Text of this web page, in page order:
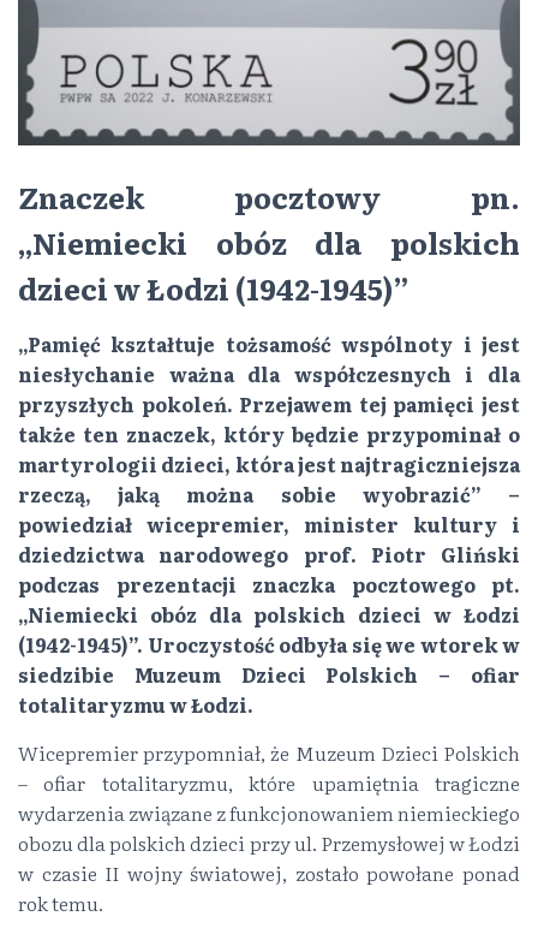
Znaczek pocztowy pn.
„Niemiecki obóz dla polskich
dzieci w Łodzi (1942-1945)”
„Pamięć kształtuje tożsamość wspólnoty i jest
niesłychanie ważna dla współczesnych i dla
przyszłych pokoleń. Przejawem tej pamięci jest
także ten znaczek, który będzie przypominał o
martyrologii dzieci, która jest najtragiczniejsza
rzeczą, jaką można sobie wyobrazić” –
powiedział wicepremier, minister kultury i
dziedzictwa narodowego prof. Piotr Gliński
podczas prezentacji znaczka pocztowego pt.
„Niemiecki obóz dla polskich dzieci w Łodzi
(1942-1945)”. Uroczystość odbyła się we wtorek w
siedzibie Muzeum Dzieci Polskich – ofiar
totalitaryzmu w Łodzi.
Wicepremier przypomniał, że Muzeum Dzieci Polskich
– ofiar totalitaryzmu, które upamiętnia tragiczne
wydarzenia związane z funkcjonowaniem niemieckiego
obozu dla polskich dzieci przy ul. Przemysłowej w Łodzi
w czasie II wojny światowej, zostało powołane ponad
rok temu.